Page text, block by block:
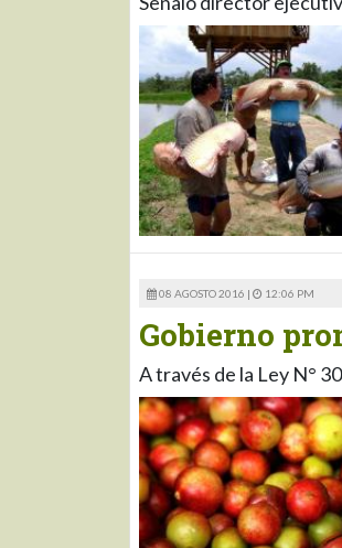
08 AGOSTO 2016 | 12:06 PM
Gobierno
A través de la Ley N°